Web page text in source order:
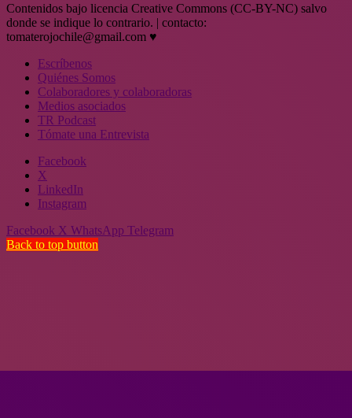
Contenidos bajo licencia Creative Commons (CC-BY-NC) salvo
donde se indique lo contrario. | contacto:
tomaterojochile@gmail.com ♥
Escríbenos
Quiénes Somos
Colaboradores y colaboradoras
Medios asociados
TR Podcast
Tómate una Entrevista
Facebook
X
LinkedIn
Instagram
Facebook X WhatsApp Telegram
Back to top button